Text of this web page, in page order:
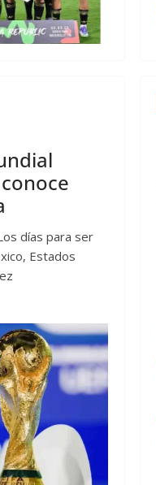
días para ser
Estados